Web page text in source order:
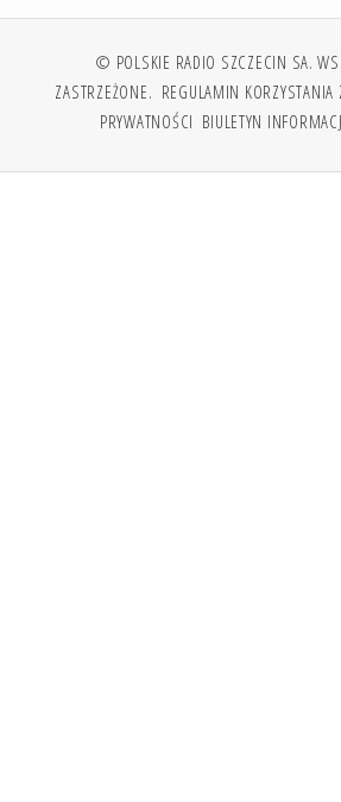
© POLSKIE RADIO SZCZECIN SA.
ZASTRZEŻONE. REGULAMIN KORZYSTANIA
PRYWATNOŚCI BIULETYN